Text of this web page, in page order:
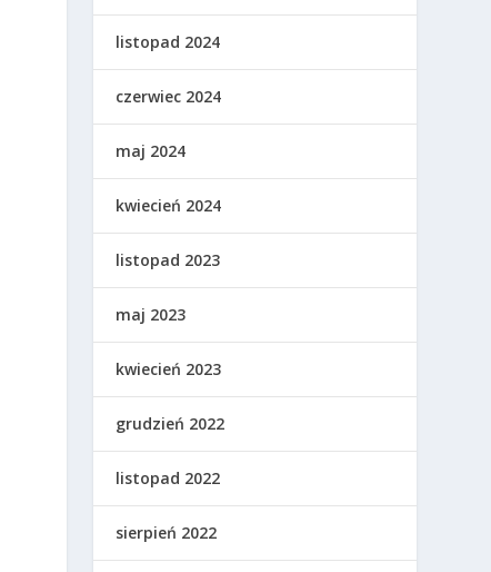
listopad 2024
czerwiec 2024
maj 2024
kwiecień 2024
listopad 2023
maj 2023
kwiecień 2023
grudzień 2022
listopad 2022
sierpień 2022